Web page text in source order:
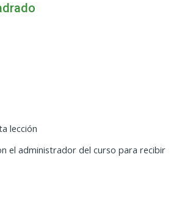
lección
el administrador del curso para recibir